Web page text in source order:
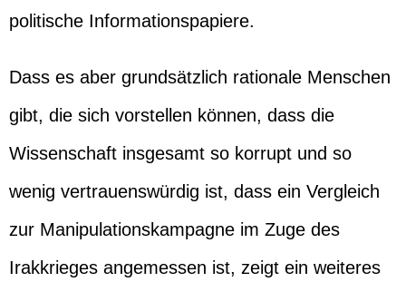
politische Informationspapiere.
Dass es aber grundsätzlich rationale Menschen
gibt, die sich vorstellen können, dass die
Wissenschaft insgesamt so korrupt und so
wenig vertrauenswürdig ist, dass ein Vergleich
zur Manipulationskampagne im Zuge des
Irakkrieges angemessen ist, zeigt ein weiteres